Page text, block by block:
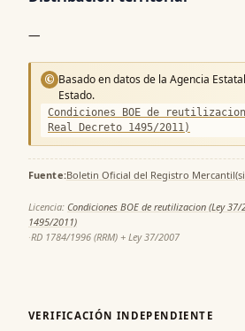
—
© Basado en datos de la Agencia
Estado.
Condiciones BOE de
Real Decreto 1495/2011)
Fuente:Boletin Oficial del Registro Mercantil
Licencia: Condiciones BOE de reutilizacion (Ley 37/
1495/2011)
·RD 1784/1996 (RRM) + Ley 37/2007
VERIFICACIÓN INDEPENDIENTE